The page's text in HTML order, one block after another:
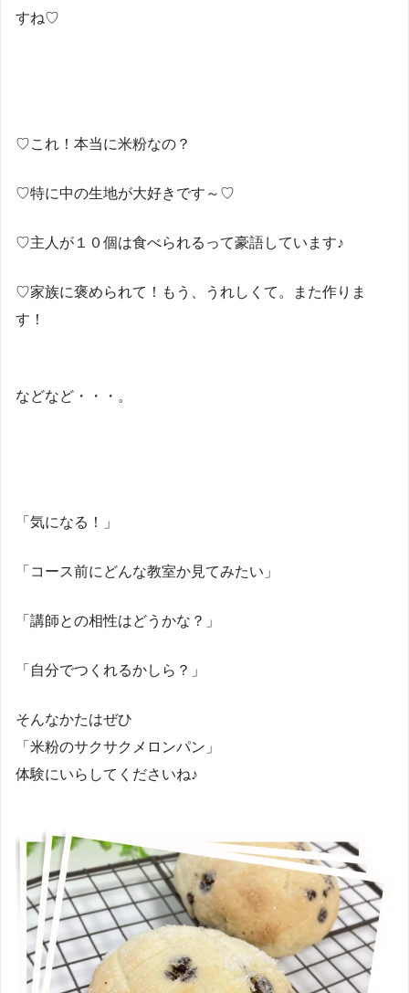
すね♡
♡これ！本当に米粉なの？
♡特に中の生地が大好きです～♡
♡主人が１０個は食べられるって豪語しています♪
♡家族に褒められて！もう、うれしくて。また作りま
す！
などなど・・・。
「気になる！」
「コース前にどんな教室か見てみたい」
「講師との相性はどうかな？」
「自分でつくれるかしら？」
そんなかたはぜひ
「米粉のサクサクメロンパン」
体験にいらしてくださいね♪